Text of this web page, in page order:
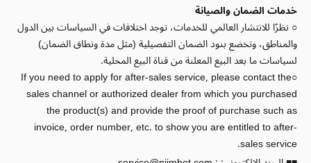
خدمات الضمان والصيانة
○ نظرًا للانتشار العالمي للخدمات، توجد اختلافات في السياسات بين الدول
والمناطق، وتخضع بنود الضمان التفصيلية (مثل مدة ونطاق الضمان)
لسياسات ما بعد البيع المعلنة من قناة البيع المحلية.
○If you need to apply for after-sales service, please contact the
sales channel or authorized dealer from which you purchased
the product(s) and provide the proof of purchase such as
invoice, order number, etc. to show you are entitled to after-
sales service.